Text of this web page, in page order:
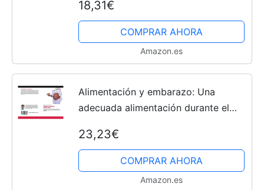
18,31€
COMPRAR AHORA
Amazon.es
Alimentación y embarazo: Una
adecuada alimentación durante el
óptimo de tu bebé
23,23€
COMPRAR AHORA
Amazon.es